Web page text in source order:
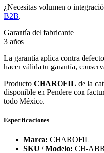
¿Necesitas volumen o
B2B.
Garantía del fabricante
3 años
La garantía aplica contra
hacer válida tu garantía,
Producto CHAROFIL de la
disponible en Pendere con
todo México.
Especificaciones
Marca: CHAROFIL
SKU / Modelo: CH-